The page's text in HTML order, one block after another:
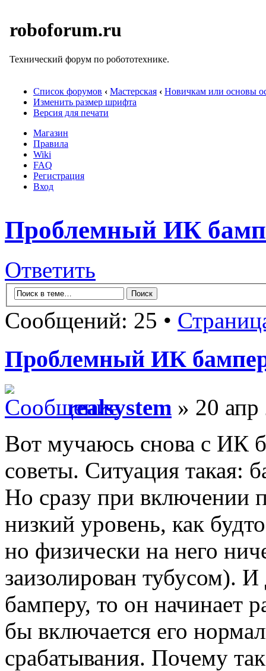
roboforum.ru
Технический форум по робототехнике.
Список форумов ‹ Мастерская ‹ Новичкам или основы
Изменить размер шрифта
Версия для печати
Магазин
Правила
Wiki
FAQ
Регистрация
Вход
Проблемный ИК
Ответить
Сообщений: 25 •
Проблемный ИК
realsystem » 20
Вот мучаюсь снова с ИК
советы. Ситуация такая:
Но сразу при включении
низкий уровень, как
но физически на него
заизолирован тубусом).
бамперу, то он начинает
бы включается его
срабатывания. Почему